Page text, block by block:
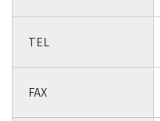
TEL
FAX